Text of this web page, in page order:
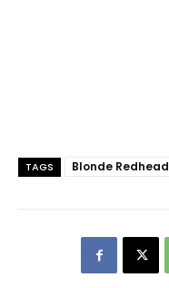
TAGS Blonde Redhead